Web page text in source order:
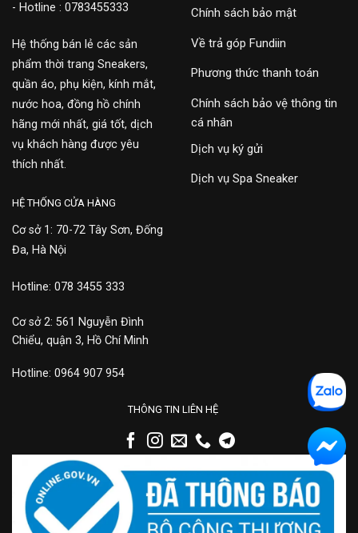
- Hotline : 0783455333
Hệ thống bán lẻ các sản
phẩm thời trang Sneakers,
quần áo, phụ kiện, kính mắt,
nước hoa, đồng hồ chính
hãng mới nhất, giá tốt, dịch
vụ khách hàng được yêu
thích nhất.
Chính sách bảo mật
Về trả góp Fundiin
Phương thức thanh toán
Chính sách bảo vệ thông tin
cá nhân
Dịch vụ ký gửi
Dịch vụ Spa Sneaker
HỆ THỐNG CỬA HÀNG
Cơ sở 1: 70-72 Tây Sơn, Đống
Đa, Hà Nội
Hotline: 078 3455 333
Cơ sở 2: 561 Nguyễn Đình
Chiểu, quận 3, Hồ Chí Minh
Hotline: 0964 907 954
THÔNG TIN LIÊN HỆ